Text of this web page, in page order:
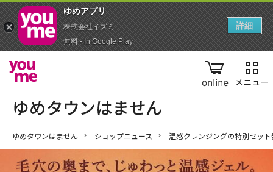
online
ゆめタウンはません ショップニュース 温感クレンジングの特別セット
ゆめアプ‪リ‬
株式会社イズミ
無料 - In Google Play
詳細